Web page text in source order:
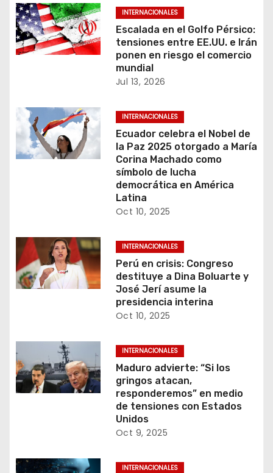
e
e
t
r
a
s
INTERNACIONALES
Escalada en el Golfo Pérsico:
tensiones entre EE.UU. e Irán
ponen en riesgo el comercio
mundial
Jul 13, 2026
INTERNACIONALES
Ecuador celebra el Nobel de
la Paz 2025 otorgado a María
Corina Machado como
símbolo de lucha
democrática en América
Latina
Oct 10, 2025
INTERNACIONALES
Perú en crisis: Congreso
destituye a Dina Boluarte y
José Jerí asume la
presidencia interina
Oct 10, 2025
INTERNACIONALES
Maduro advierte: “Si los
gringos atacan,
responderemos” en medio
de tensiones con Estados
Unidos
Oct 9, 2025
INTERNACIONALES